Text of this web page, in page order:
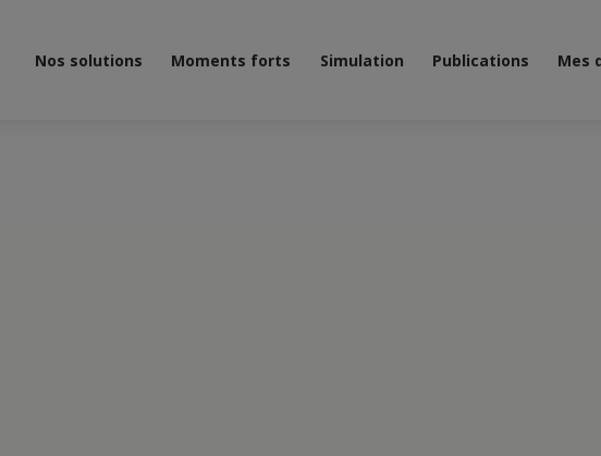
Nos solutions Moments forts Simulation Publications Mes